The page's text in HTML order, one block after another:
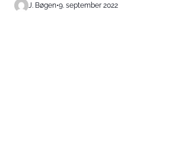
J. Bøgen•9. september 2022